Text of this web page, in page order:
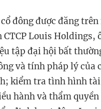
đông được đăng
CTCP Louis Holdings,
tập đại hội bất
và tính pháp lý của
kiểm tra tình hình
hành và thẩm